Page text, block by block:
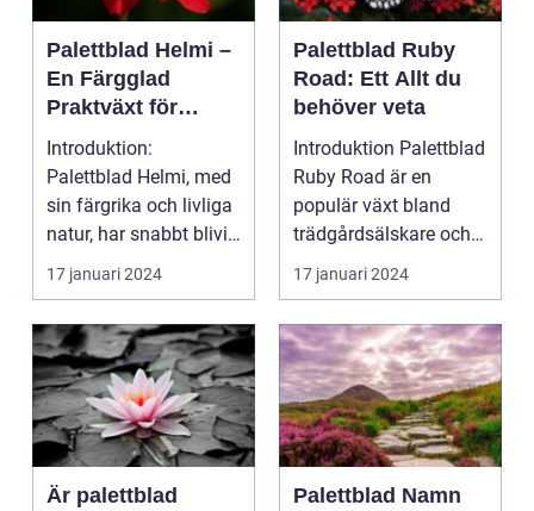
Palettblad Helmi –
En Färgglad
Praktväxt för
Hemmet
Introduktion:
Palettblad Helmi, med
sin färgrika och livliga
natur, har snabbt blivit
en favorit bla...
17 januari 2024
Palettblad Ruby
Road: Ett Allt du
behöver veta
Introduktion Palettblad
Ruby Road är en
populär växt bland
trädgårdsälskare och
inomhusväxtentusias..
17 januari 2024
Är palettblad
Palettblad Namn